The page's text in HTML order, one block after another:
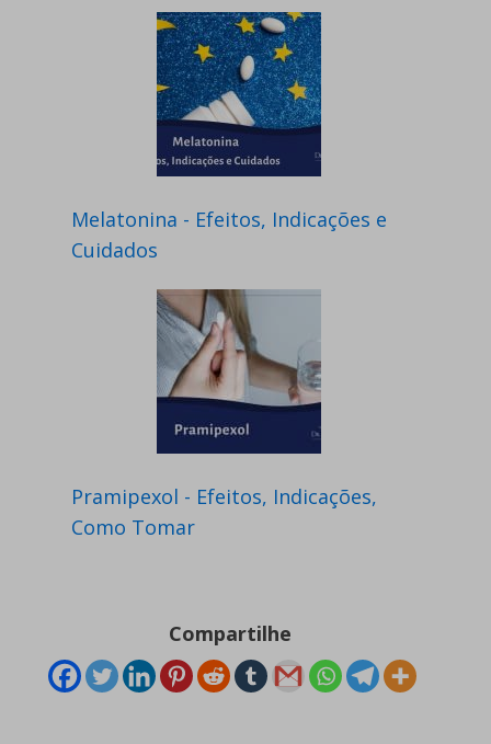
Melatonina - Efeitos, Indicações e
Cuidados
Pramipexol - Efeitos, Indicações,
Como Tomar
Compartilhe